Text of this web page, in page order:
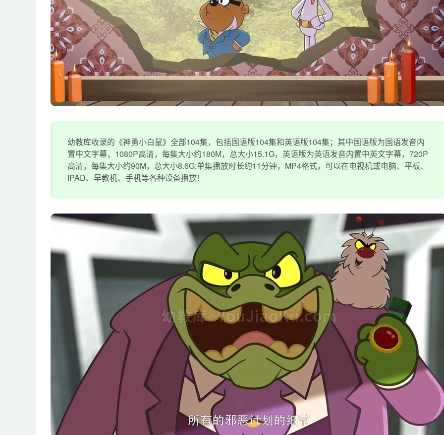
幼教库收录的《神勇小白鼠》全部104集，包括国语版104集和英语版104集；其中国语版为国语发音内
置中文字幕，1080P高清，每集大小约180M，总大小15.1G，英语版为英语发音内置中英文字幕，720P
高清，每集大小约90M，总大小8.6G;单集播放时长约11分钟，MP4格式，可以在电视机或电脑、平板、
IPAD、早教机、手机等各种设备播放！